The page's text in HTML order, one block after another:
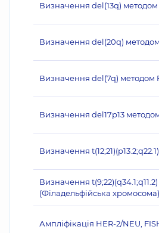
Визначення del(13q) методом
Визначення del(20q)
Визначення del(7q) методом
Визначення del17p13
Визначення
Визначення t(9;22)(q34.1;q11.2)
(Філадельфійська
Ампліфікація HER‐2/NEU,